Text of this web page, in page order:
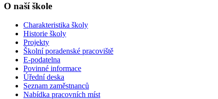
O naší škole
Charakteristika školy
Historie školy
Projekty
Školní poradenské pracoviště
E-podatelna
Povinné informace
Úřední deska
Seznam zaměstnanců
Nabídka pracovních míst